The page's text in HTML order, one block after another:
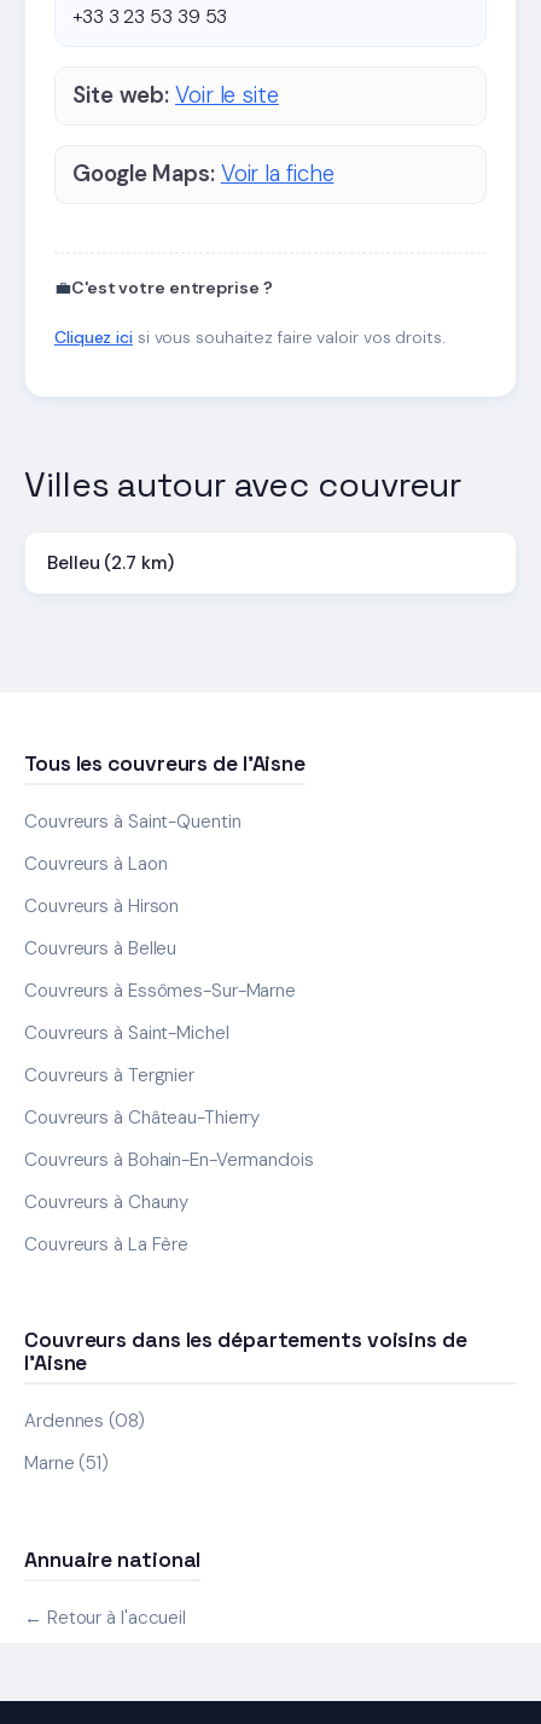
+33 3 23 53 39 53
Site web: Voir le site
Google Maps: Voir la fiche
💼C'est votre entreprise ?
Cliquez icisi vous souhaitez faire valoir vos droits.
Villes autour avec couvreur
Belleu (2.7 km)
Tous les couvreurs de l'Aisne
Couvreurs à Saint-Quentin
Couvreurs à Laon
Couvreurs à Hirson
Couvreurs à Belleu
Couvreurs à Essômes-Sur-Marne
Couvreurs à Saint-Michel
Couvreurs à Tergnier
Couvreurs à Château-Thierry
Couvreurs à Bohain-En-Vermandois
Couvreurs à Chauny
Couvreurs à La Fère
Couvreurs dans les départements voisins de
l'Aisne
Ardennes (08)
Marne (51)
Annuaire national
← Retour à l'accueil